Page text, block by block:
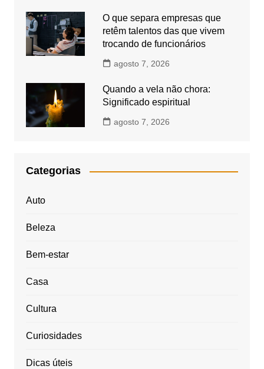
O que separa empresas que
retêm talentos das que vivem
trocando de funcionários
agosto 7, 2026
Quando a vela não chora:
Significado espiritual
agosto 7, 2026
Categorias
Auto
Beleza
Bem-estar
Casa
Cultura
Curiosidades
Dicas úteis